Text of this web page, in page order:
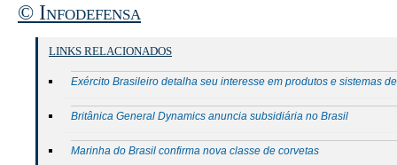
© Infodefensa
LINKS RELACIONADOS
Exército Brasileiro detalha seu interesse em produtos e sistemas
Britânica General Dynamics anuncia subsidiária no Brasil
Marinha do Brasil confirma nova classe de corvetas